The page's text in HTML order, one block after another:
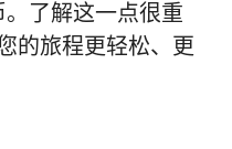
了解这一点很重
的旅程更轻松、更